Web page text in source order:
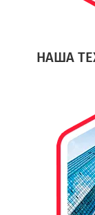
НАША